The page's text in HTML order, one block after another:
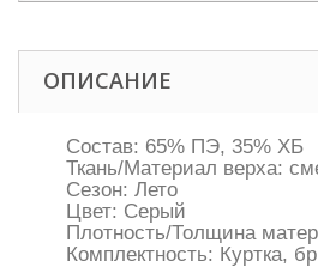
ОПИСАНИЕ
Состав: 65% ПЭ, 35% ХБ
Ткань/Материал верха:
Сезон: Лето
Цвет: Серый
Плотность/Толщина
Комплектность: Куртка,